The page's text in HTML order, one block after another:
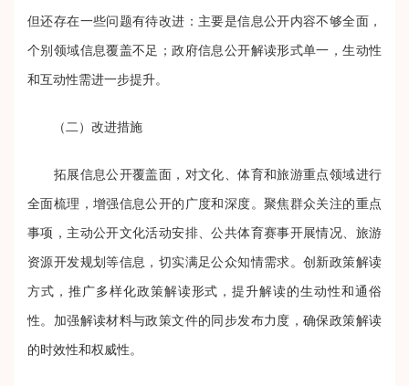
但还存在一些问题有待改进：主要是信息公开内容不够全面，
个别领域信息覆盖不足 ；政府信息公开解读形式单一，生动性
和互动性需进一步提升。
（二）改进措施
拓展信息公开覆盖面 ， 对文化、体育和旅游重点领域进行
全面梳理，增强信息公开的广度和深度。聚焦群众关注的重点
事项，主动公开文化活动安排、公共体育赛事开展情况、旅游
资源开发规划等信息，切实满足公众知情需求。创新政策解读
方式 ， 推广多样化政策解读形式，提升解读的生动性和通俗
性。加强解读材料与政策文件的同步发布力度，确保政策解读
的时效性和权威性。